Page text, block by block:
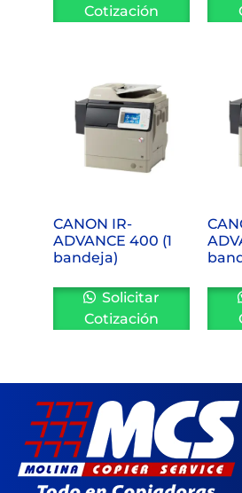
Cotización
CANON IR-
ADVANCE 400 (1
bandeja)
Solicitar
Cotización